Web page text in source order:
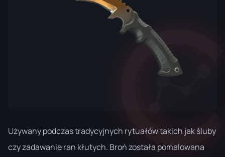
Używany podczas tradycyjnych rytuałów takich jak śluby
czy zadawanie ran kłutych. Broń została pomalowana